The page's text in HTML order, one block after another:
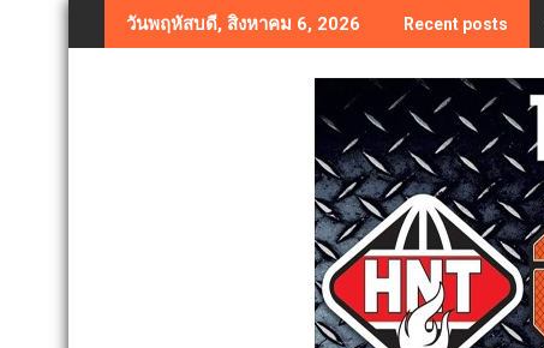
to
วันพฤหัสบดี, สิงหาคม 6, 2026 Recent posts